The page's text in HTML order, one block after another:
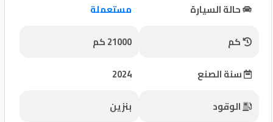
مميزة
إتصل
بنا
حالة السيارة
مستعملة
كم
21000 كم
سنة الصنع
2024
الوقود
بنزين